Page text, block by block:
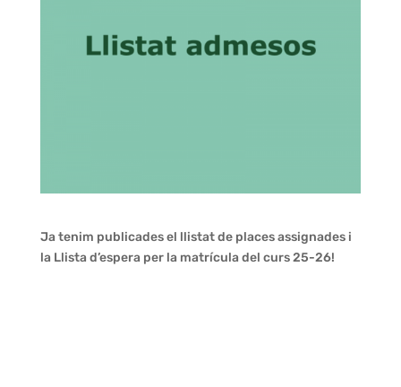
Ja tenim publicades el llistat de places assignades i
la Llista d’espera per la matrícula del curs 25-26!